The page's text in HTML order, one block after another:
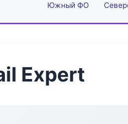
Южный ФО
Expert